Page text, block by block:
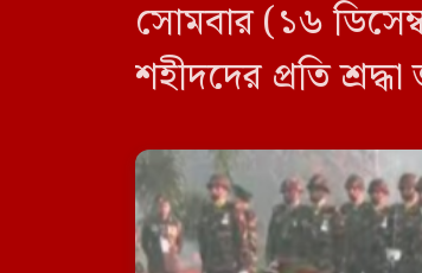
সোমবার (১৬
শহীদদের প্রতি